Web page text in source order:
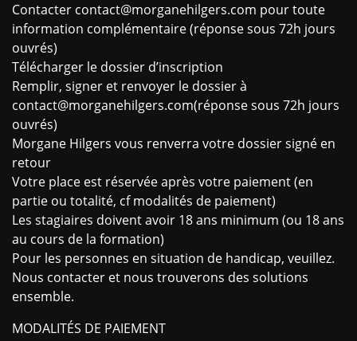
Contacter contact@morganehilgers.com pour toute
information complémentaire (réponse sous 72h jours
ouvrés)
Télécharger le dossier d’inscription
Remplir, signer et renvoyer le dossier à
contact@morganehilgers.com(réponse sous 72h jours
ouvrés)
Morgane Hilgers vous renverra votre dossier signé en
retour
Votre place est réservée après votre paiement (en
partie ou totalité, cf modalités de paiement)
Les stagiaires doivent avoir 18 ans minimum (ou 18 ans
au cours de la formation)
Pour les personnes en situation de handicap, veuillez.
Nous contacter et nous trouverons des solutions
ensemble.
MODALITÉS DE PAIEMENT